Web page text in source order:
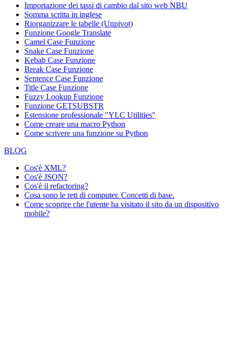
Importazione dei tassi di cambio dal sito web NBU
Somma scritta in inglese
Riorganizzare le tabelle (Unpivot)
Funzione Google Translate
Camel Case Funzione
Snake Case Funzione
Kebab Case Funzione
Break Case Funzione
Sentence Case Funzione
Title Case Funzione
Fuzzy Lookup Funzione
Funzione GETSUBSTR
Estensione professionale "YLC Utilities"
Come creare una macro Python
Come scrivere una funzione su Python
BLOG
Cos'è XML?
Cos'è JSON?
Cos'è il refactoring?
Cosa sono le reti di computer. Concetti di base.
Come scoprire che l'utente ha visitato il sito da un dispositivo
mobile?